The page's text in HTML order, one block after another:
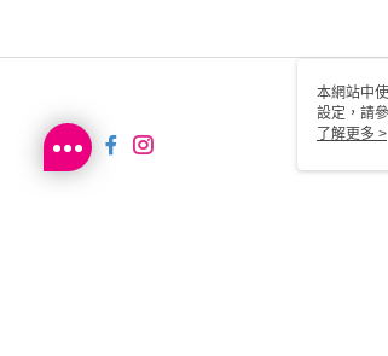
本網站中
設定，請
用 cookie。
了解更多 >